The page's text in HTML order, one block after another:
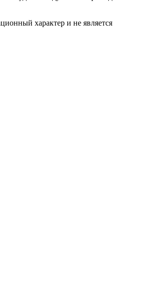
характер и не является